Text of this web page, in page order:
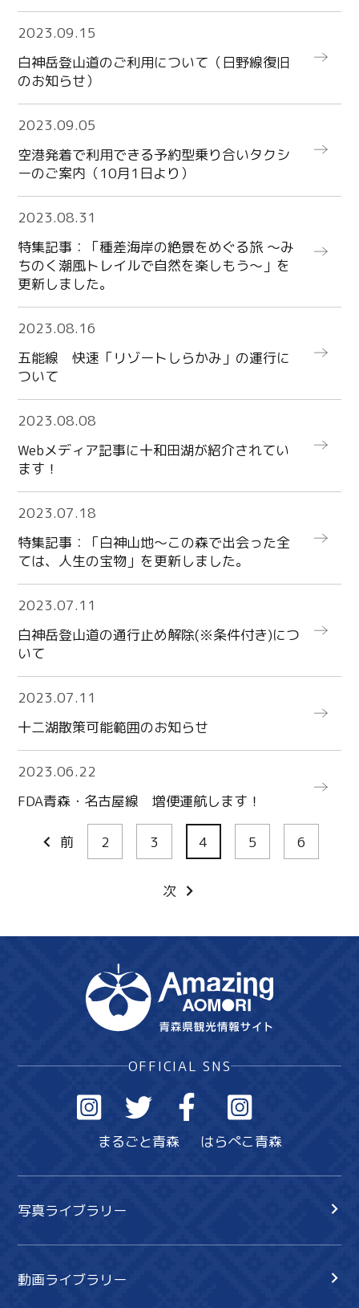
白神岳登山道のご利用について（日野線復旧
のお知らせ）
2023.09.15
空港発着で利用できる予約型乗り合いタクシ
ーのご案内（10月1日より）
2023.09.05
特集記事：「種差海岸の絶景をめぐる旅 ～み
ちのく潮風トレイルで自然を楽しもう～」を
更新しました。
2023.08.31
五能線 快速「リゾートしらかみ」の運行に
ついて
2023.08.16
Webメディア記事に十和田湖が紹介されてい
ます！
2023.08.08
特集記事：「白神山地～この森で出会った全
ては、人生の宝物」を更新しました。
2023.07.18
白神岳登山道の通行止め解除(※条件付き)につ
いて
2023.07.11
十二湖散策可能範囲のお知らせ
2023.07.11
FDA青森・名古屋線 増便運航します！
2023.06.22
前 2 3 4 5 6
次
OFFICIAL SNS
まるごと青森 はらぺこ青森
写真ライブラリー
動画ライブラリー
Twitter
Line